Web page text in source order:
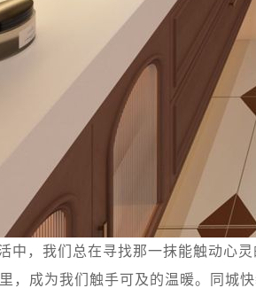
中，我们总在寻找那一抹能触动心
，成为我们触手可及的温暖。同城